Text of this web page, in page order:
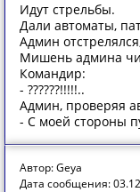
Идут стрельбы.
Дали автоматы,
Админ
Мишень админа
Командир:
- ??????!!!!!..
Админ, проверяя
- С моей стороны
Автор: Geya
Дата сообщения: